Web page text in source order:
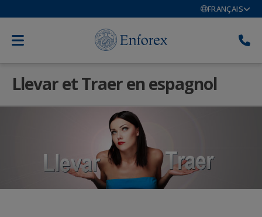
FRANÇAIS
Llevar et Traer en espagnol